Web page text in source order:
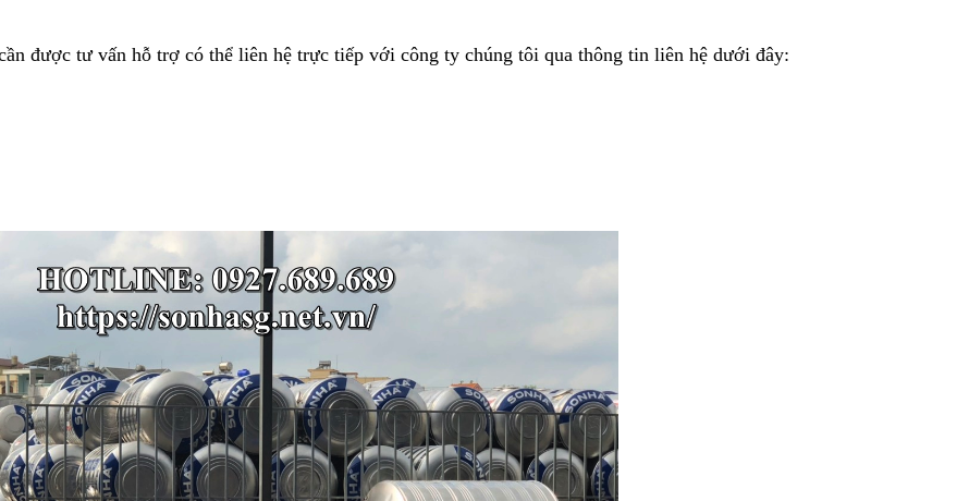
được tư vấn hỗ trợ có thể liên hệ trực tiếp với công ty chúng tôi qua thông tin liên hệ dưới đây: